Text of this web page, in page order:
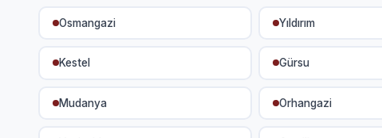
Osmangazi Yıldırım
Kestel Gürsu
Mudanya Orhangazi